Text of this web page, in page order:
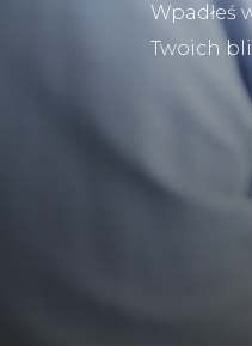
Wpadłeś
Twoich